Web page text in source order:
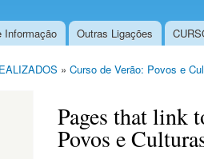
Informação Outras Ligações
» Curso de Verão: Povos e
Pages that link
Povos e